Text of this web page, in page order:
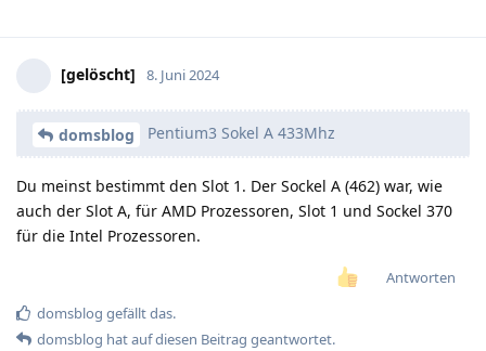
[gelöscht] 8. Juni 2024
domsblog Pentium3 Sokel A 433Mhz
Du meinst bestimmt den Slot 1. Der Sockel A (462) war, wie
auch der Slot A, für AMD Prozessoren, Slot 1 und Sockel 370
für die Intel Prozessoren.
Antworten
domsblog gefällt das.
domsblog hatauf diesen Beitrag geantwortet.